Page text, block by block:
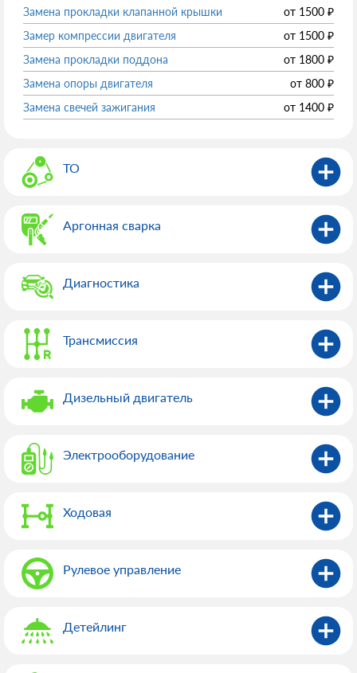
Замена прокладки клапанной крышки от 1500 ₽
Замер компрессии двигателя
от 1500 ₽
Замена прокладки поддона
от 1800 ₽
Замена опоры двигателя
от 800 ₽
Замена свечей зажигания
от 1400 ₽
ТО
Аргонная сварка
Диагностика
Трансмиссия
Дизельный двигатель
Электрооборудованиe
Ходовая
Рулевое управление
Детейлинг